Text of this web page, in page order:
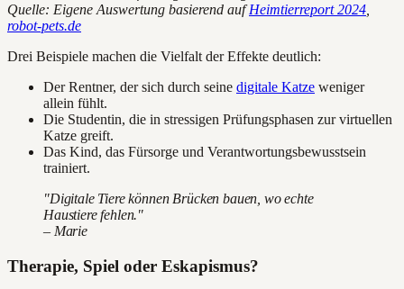
Quelle: Eigene Auswertung basierend aufHeimtierreport 2024
robot-pets.de
Drei Beispiele machen die Vielfalt der Effekte deutlich:
Der Rentner, der sich durch seine digitale Katze weniger
allein fühlt.
Die Studentin, die in stressigen Prüfungsphasen zur virtuellen
Katze greift.
Das Kind, das Fürsorge und Verantwortungsbewusstsein
trainiert.
"Digitale Tiere können Brücken bauen, wo echte
Haustiere fehlen."
– Marie
Therapie, Spiel oder Eskapismus?